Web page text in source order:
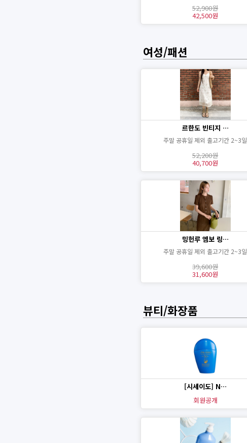
52,900원
42,500원
여성/패션
르한도 빈티지 …
주말 공휴일 제외 출고기간 2~3일
52,200원
40,700원
밍헌루 엠보 링…
주말 공휴일 제외 출고기간 2~3일
39,600원
31,600원
뷰티/화장품
[시세이도] N…
회원공개